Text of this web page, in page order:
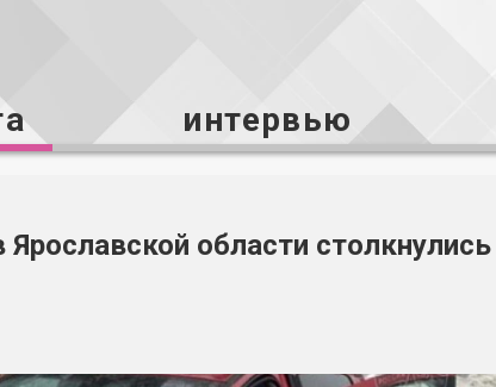
интервью
области столкнулись